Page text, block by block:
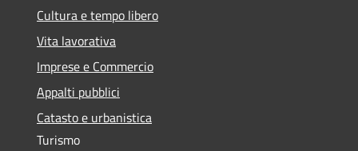
Cultura e tempo libero
Vita lavorativa
Imprese e Commercio
Appalti pubblici
Catasto e urbanistica
Turismo